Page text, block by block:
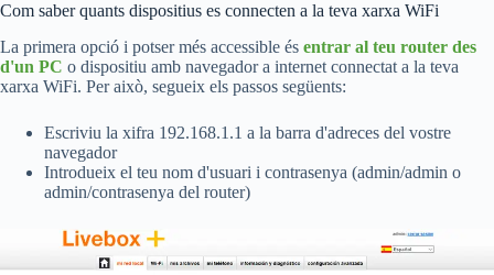
Com saber quants dispositius es connecten a la teva xarxa WiFi
La primera opció i potser més accessible és entrar al teu router des
d'un PC o dispositiu amb navegador a internet connectat a la teva
xarxa WiFi. Per això, segueix els passos següents:
Escriviu la xifra 192.168.1.1 a la barra d'adreces del vostre
navegador
Introdueix el teu nom d'usuari i contrasenya (admin/admin o
admin/contrasenya del router)